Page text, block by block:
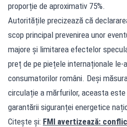
proporție de aproximativ 75%.
Autoritățile precizează că
scop principal prevenirea unor
majore și limitarea efectelor
preț de pe piețele internaționale le-
consumatorilor români. Deși
circulație a mărfurilor, aceasta
garantării siguranței energetice
Citește și: FMI avertizează: